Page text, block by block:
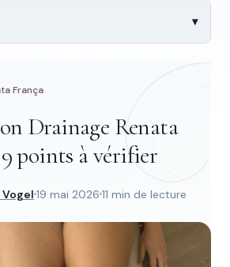
França
Drainage Renata
points à vérifier
19 mai 2026 11 min de lecture